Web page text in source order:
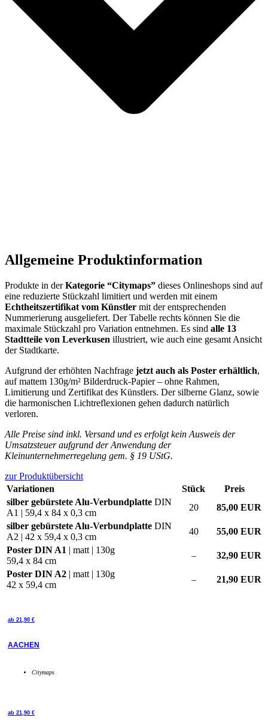
Allgemeine Produktinformation
Produkte in derKategorie “Citymaps” dieses Onlineshops sind auf
eine reduzierte Stückzahl limitiert und werden mit einem
Echtheitszertifikat vom Künstler mit der entsprechenden
Nummerierung ausgeliefert. Der Tabelle rechts können Sie die
maximale Stückzahl pro Variation entnehmen. Es sind alle 13
Stadtteile von Leverkusen illustriert, wie auch eine gesamt Ansicht
der Stadtkarte.
Aufgrund der erhöhten Nachfrage jetzt auch als Poster erhältlich,
auf mattem 130g/m² Bilderdruck-Papier – ohne Rahmen,
Limitierung und Zertifikat des Künstlers. Der silberne Glanz, sowie
die harmonischen Lichtreflexionen gehen dadurch natürlich
verloren.
Alle Preise sind inkl. Versand und es erfolgt kein Ausweis der
Umsatzsteuer aufgrund der Anwendung der
Kleinunternehmerregelung gem. § 19 UStG.
zur Produktübersicht
Variationen
Stück
Preis
silber gebürstete Alu-Verbundplatte DIN
A1 | 59,4 x 84 x 0,3 cm
20
85,00 EUR
silber gebürstete Alu-Verbundplatte DIN
A2 | 42 x 59,4 x 0,3 cm
40
55,00 EUR
Poster DIN A1 | matt | 130g
59,4 x 84 cm
–
32,90 EUR
Poster DIN A2 | matt | 130g
42 x 59,4 cm
– 21,90 EUR
ab 21,90 €
AACHEN
Citymaps
ab 21,90 €